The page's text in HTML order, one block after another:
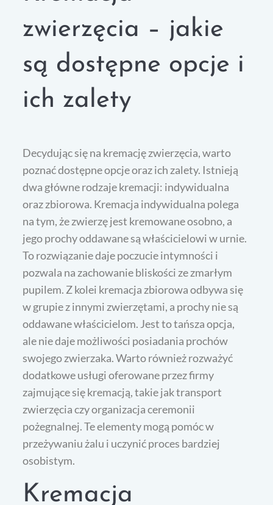
zwierzęcia – jakie
są dostępne opcje i
ich zalety
Decydując się na kremację zwierzęcia, warto
poznać dostępne opcje oraz ich zalety. Istnieją
dwa główne rodzaje kremacji: indywidualna
oraz zbiorowa. Kremacja indywidualna polega
na tym, że zwierzę jest kremowane osobno, a
jego prochy oddawane są właścicielowi w urnie.
To rozwiązanie daje poczucie intymności i
pozwala na zachowanie bliskości ze zmarłym
pupilem. Z kolei kremacja zbiorowa odbywa się
w grupie z innymi zwierzętami, a prochy nie są
oddawane właścicielom. Jest to tańsza opcja,
ale nie daje możliwości posiadania prochów
swojego zwierzaka. Warto również rozważyć
dodatkowe usługi oferowane przez firmy
zajmujące się kremacją, takie jak transport
zwierzęcia czy organizacja ceremonii
pożegnalnej. Te elementy mogą pomóc w
przeżywaniu żalu i uczynić proces bardziej
osobistym.
Kremacja